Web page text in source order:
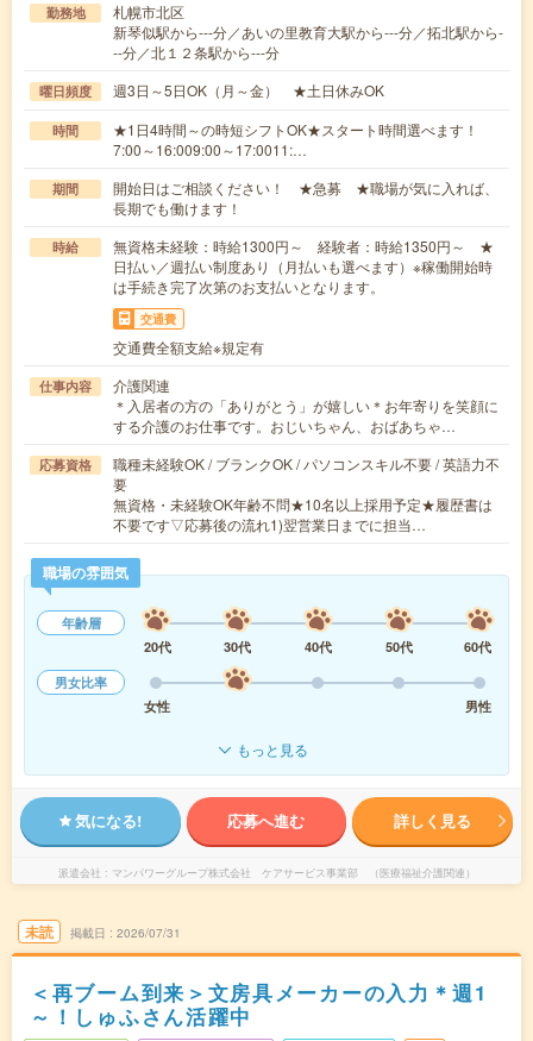
勤務地
札幌市北区
新琴似駅から---分／あいの里教育大駅から---分／拓北駅から-
--分／北１２条駅から---分
曜日頻度 週3日～5日OK（月～金） ★土日休みOK
時間
★1日4時間～の時短シフトOK★スタート時間選べます！
7:00～16:009:00～17:0011:…
期間
開始日はご相談ください！ ★急募 ★職場が気に入れば、
長期でも働けます！
時給
無資格未経験：時給1300円～ 経験者：時給1350円～ ★
日払い／週払い制度あり（月払いも選べます）※稼働開始時
は手続き完了次第のお支払いとなります。
交通費
交通費全額支給※規定有
仕事内容
介護関連
＊入居者の方の「ありがとう」が嬉しい＊お年寄りを笑顔に
する介護のお仕事です。おじいちゃん、おばあちゃ…
応募資格
職種未経験OK / ブランクOK / パソコンスキル不要 / 英語力不
要
無資格・未経験OK年齢不問★10名以上採用予定★履歴書は
不要です▽応募後の流れ1)翌営業日までに担当…
職場の雰囲気
年齢層
20代
30代 40代 50代
60代
男女比率
女性
男性
もっと見る
気になる! 応募へ進む 詳しく見る
派遣会社 マンパワーグループ株式会社 ケアサービス事業部 （医療福祉介護関連）
未読 掲載日 2026/07/31
＜再ブーム到来＞文房具メーカーの入力＊週1
～！しゅふさん活躍中